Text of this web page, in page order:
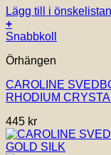
Lägg till i
+
Snabbkoll
Örhängen
CAROLINE
RHODIUM
445 kr